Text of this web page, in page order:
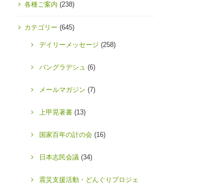
各種ご案内 (238)
カテゴリー (645)
デイリーメッセージ (258)
バングラデシュ (6)
メールマガジン (7)
上甲晃著書 (13)
国家百年の計の会 (16)
日本志民会議 (34)
震災支援活動・どんぐりプロジェ